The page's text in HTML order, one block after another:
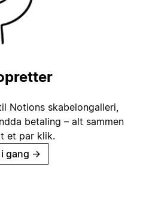
Notions skabelongalleri,
betaling – alt sammen
et par klik.
gang →